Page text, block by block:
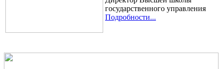
государственного управления
Подробности...